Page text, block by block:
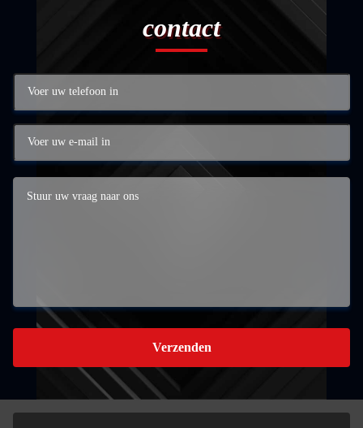
contact
Verzenden